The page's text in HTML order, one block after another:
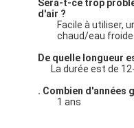
Sera-t-ce trop
d'air ?
Facile à utiliser,
chaud/eau froide
De quelle longueur
La durée est de
. Combien d'années
1 ans